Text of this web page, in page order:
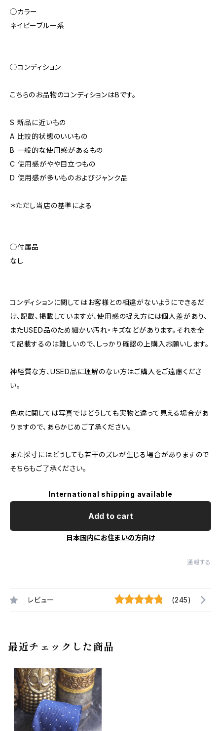
◯カラー
ネイビーブルー系
◯コンディション
こちらのお品物のコンディションはBです。
S 新品に近いもの
A 比較的状態のいいもの
B 一般的な使用感があるもの
C 使用感がやや目立つもの
D 使用感が多いものおよびジャンク品
＊ただし当店の基準による
◯付属品
なし
コンディションに関してはお客様との相違がないようにできるだ
け、記載、掲載していますが、使用感の捉え方には個人差があり、
またUSED品のため細かい汚れ・キズなどがあります。それを全
て記載するのは難しいので、しっかり確認の上購入お願いします。
神経質な方、USED品に理解のない方はご購入をご遠慮くださ
い。
色味に関しては写真ではどうしても実物と違って見える場合があ
りますので、あらかじめご了承ください。
また採寸にはどうしても若干のズレが生じる場合がありますので
そちらもご了承ください。
International shipping available
Add to cart
日本国内にお住まいの方向け
通報する
レビュー (245)
最近チェックした商品